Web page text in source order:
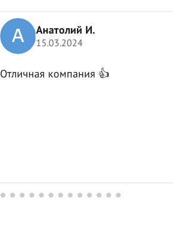
Анатолий И.
15.03.2024
Отличная компания 👍